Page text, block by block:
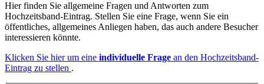
Hier finden Sie allgemeine Fragen und Antworten zum
Hochzeitsband-Eintrag. Stellen Sie eine Frage, wenn Sie ein
öffentliches, allgemeines Anliegen haben, das auch andere Besucher
interessieren könnte.
Klicken Sie hier um eine individuelle Frage an den Hochzeitsband-
Eintrag zu stellen .